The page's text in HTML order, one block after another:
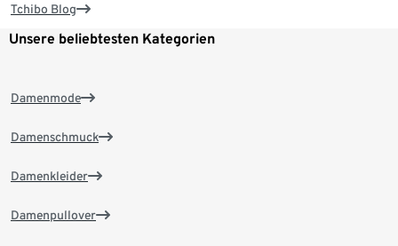
Tchibo Blog
Unsere beliebtesten Kategorien
Damenmode
Damenschmuck
Damenkleider
Damenpullover